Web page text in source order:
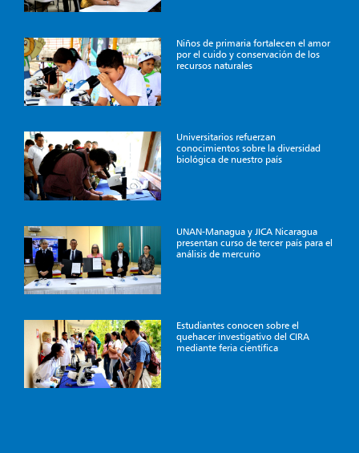
Niños de primaria fortalecen el amor
por el cuido y conservación de los
recursos naturales
Universitarios refuerzan
conocimientos sobre la diversidad
biológica de nuestro país
UNAN-Managua y JICA Nicaragua
presentan curso de tercer país para el
análisis de mercurio
Estudiantes conocen sobre el
quehacer investigativo del CIRA
mediante feria científica